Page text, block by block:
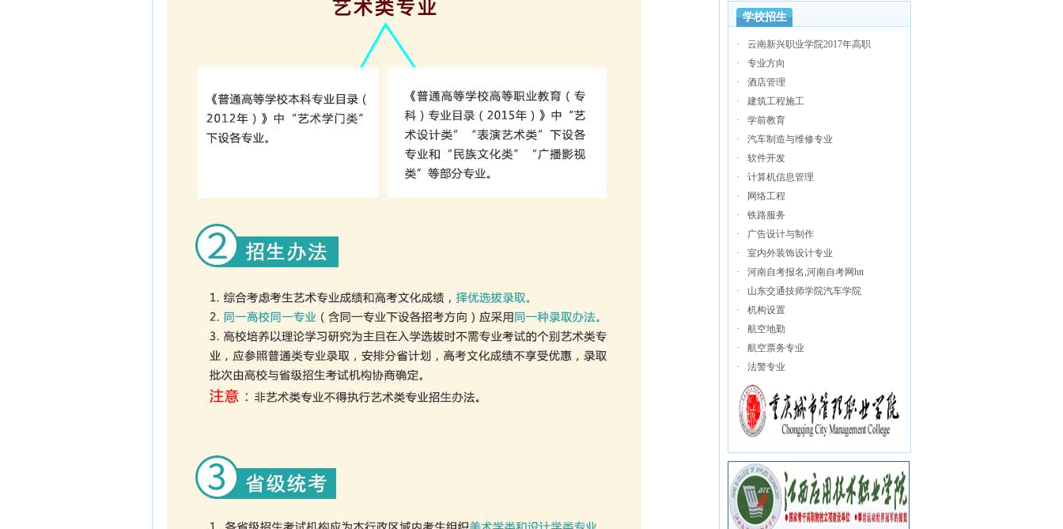
学校招生
·
云南新兴职业学院2017年高职
·
专业方向
·
酒店管理
·
建筑工程施工
·
学前教育
·
汽车制造与维修专业
·
软件开发
·
计算机信息管理
·
网络工程
·
铁路服务
·
广告设计与制作
·
室内外装饰设计专业
·
河南自考报名,河南自考网htt
·
山东交通技师学院汽车学院
·
机构设置
·
航空地勤
·
航空票务专业
·
法警专业